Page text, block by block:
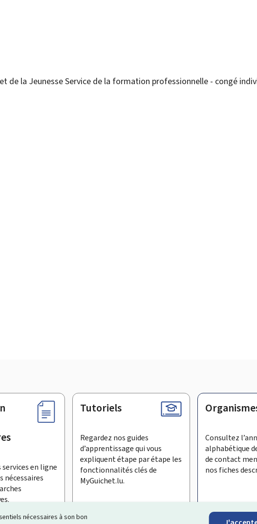
nécessaires à son bon
de la JeunesseService de la formation professionnelle - congé
en ligne
nécessaires
Tutoriels
Regardez nos guides
d’apprentissage qui vous
expliquent étape par étape les
fonctionnalités clés de
MyGuichet.lu.
Consultez
alphabétique
de contact
nos fiches